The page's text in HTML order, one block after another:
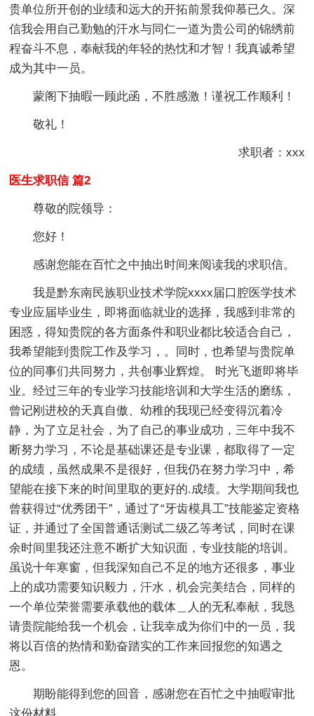
贵单位所开创的业绩和远大的开拓前景我仰慕已久。深
信我会用自己勤勉的汗水与同仁一道为贵公司的锦绣前
程奋斗不息，奉献我的年轻的热忱和才智！我真诚希望
成为其中一员。
蒙阁下抽暇一顾此函，不胜感激！谨祝工作顺利！
敬礼！
求职者：xxx
医生求职信 篇2
尊敬的院领导：
您好！
感谢您能在百忙之中抽出时间来阅读我的求职信。
我是黔东南民族职业技术学院xxxx届口腔医学技术
专业应届毕业生，即将面临就业的选择，我感到非常的
困惑，得知贵院的各方面条件和职业都比较适合自己，
我希望能到贵院工作及学习，。同时，也希望与贵院单
位的同事们共同努力，共创事业辉煌。 时光飞逝即将毕
业。经过三年的专业学习技能培训和大学生活的磨练，
曾记刚进校的天真自傲、幼稚的我现已经变得沉着冷
静，为了立足社会，为了自己的事业成功，三年中我不
断努力学习，不论是基础课还是专业课，都取得了一定
的成绩，虽然成果不是很好，但我仍在努力学习中，希
望能在接下来的时间里取的更好的.成绩。大学期间我也
曾获得过“优秀团干”，通过了“牙齿模具工”技能鉴定资格
证，并通过了全国普通话测试二级乙等考试，同时在课
余时间里我还注意不断扩大知识面，专业技能的培训。
虽说十年寒窗，但我深知自己不足的地方还很多，事业
上的成功需要知识毅力，汗水，机会完美结合，同样的
一个单位荣誉需要承载他的载体＿人的无私奉献，我恳
请贵院能给我一个机会，让我幸成为你们中的一员，我
将以百倍的热情和勤奋踏实的工作来回报您的知遇之
恩。
期盼能得到您的回音，感谢您在百忙之中抽暇审批